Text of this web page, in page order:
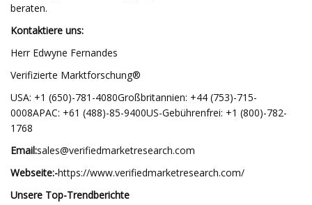
beraten.
Kontaktiere uns:
Herr Edwyne Fernandes
Verifizierte Marktforschung®
USA: +1 (650)-781-4080Großbritannien: +44 (753)-715-
0008APAC: +61 (488)-85-9400US-Gebührenfrei: +1 (800)-782-
1768
Email:sales@verifiedmarketresearch.com
Webseite:-https://www.verifiedmarketresearch.com/
Unsere Top-Trendberichte